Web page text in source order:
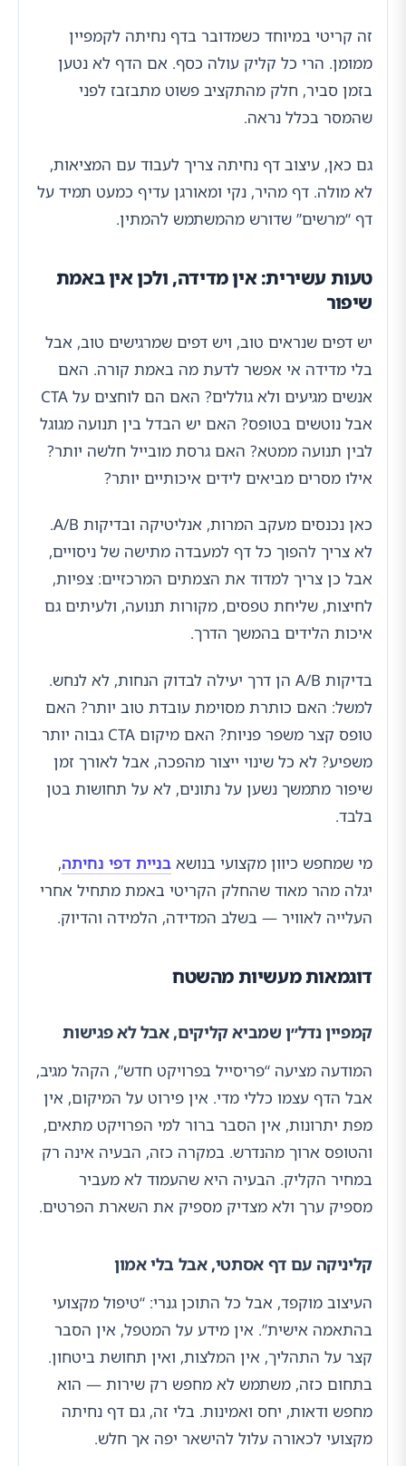
זה קריטי במיוחד כשמדובר בדף נחיתה לקמפיין
ממומן. הרי כל קליק עולה כסף. אם הדף לא נטען
בזמן סביר, חלק מהתקציב פשוט מתבזבז לפני
שהמסר בכלל נראה.
גם כאן, עיצוב דף נחיתה צריך לעבוד עם המציאות,
לא מולה. דף מהיר, נקי ומאורגן עדיף כמעט תמיד על
דף “מרשים” שדורש מהמשתמש להמתין.
טעות עשירית: אין מדידה, ולכן אין באמת
שיפור
יש דפים שנראים טוב, ויש דפים שמרגישים טוב, אבל
בלי מדידה אי אפשר לדעת מה באמת קורה. האם
אנשים מגיעים ולא גוללים? האם הם לוחצים על CTA
אבל נוטשים בטופס? האם יש הבדל בין תנועה מגוגל
לבין תנועה ממטא? האם גרסת מובייל חלשה יותר?
אילו מסרים מביאים לידים איכותיים יותר?
כאן נכנסים מעקב המרות, אנליטיקה ובדיקות A/B.
לא צריך להפוך כל דף למעבדה מתישה של ניסויים,
אבל כן צריך למדוד את הצמתים המרכזיים: צפיות,
לחיצות, שליחת טפסים, מקורות תנועה, ולעיתים גם
איכות הלידים בהמשך הדרך.
בדיקות A/B הן דרך יעילה לבדוק הנחות, לא לנחש.
למשל: האם כותרת מסוימת עובדת טוב יותר? האם
טופס קצר משפר פניות? האם מיקום CTA גבוה יותר
משפיע? לא כל שינוי ייצור מהפכה, אבל לאורך זמן
שיפור מתמשך נשען על נתונים, לא על תחושות בטן
בלבד.
מי שמחפש כיוון מקצועי בנושא בניית דפי נחיתה,
יגלה מהר מאוד שהחלק הקריטי באמת מתחיל אחרי
העלייה לאוויר — בשלב המדידה, הלמידה והדיוק.
דוגמאות מעשיות מהשטח
קמפיין נדל״ן שמביא קליקים, אבל לא פגישות
המודעה מציעה “פריסייל בפרויקט חדש”, הקהל מגיב,
אבל הדף עצמו כללי מדי. אין פירוט על המיקום, אין
מפת יתרונות, אין הסבר ברור למי הפרויקט מתאים,
והטופס ארוך מהנדרש. במקרה כזה, הבעיה אינה רק
במחיר הקליק. הבעיה היא שהעמוד לא מעביר
מספיק ערך ולא מצדיק מספיק את השארת הפרטים.
קליניקה עם דף אסתטי, אבל בלי אמון
העיצוב מוקפד, אבל כל התוכן גנרי: “טיפול מקצועי
בהתאמה אישית”. אין מידע על המטפל, אין הסבר
קצר על התהליך, אין המלצות, ואין תחושת ביטחון.
בתחום כזה, משתמש לא מחפש רק שירות — הוא
מחפש ודאות, יחס ואמינות. בלי זה, גם דף נחיתה
מקצועי לכאורה עלול להישאר יפה אך חלש.